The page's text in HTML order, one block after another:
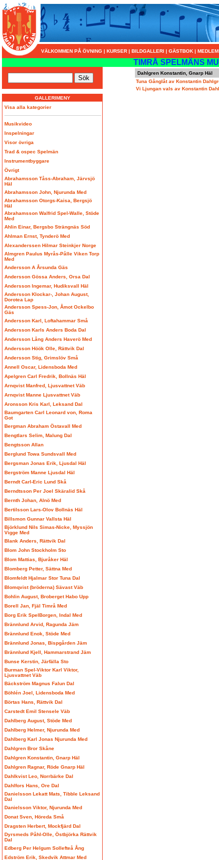
VÄLKOMMEN PÅ ÖVNING | KURSER | BILDGALLERI | GÄSTBOK |
TIMRÅ SPELMÄNS
GALLERIMENY
Visa alla kategorier
Musikvideo
Inspelningar
Visor övriga
Trad & ospec Spelmän
Instrumentbyggare
Övrigt
Abrahamsson Tåss-Abraham, Järvsjö
Häl
Abrahamsson John, Njurunda Med
Abrahamsson Otorgs-Kaisa, Bergsjö
Häl
Abrahamsson Walfrid Spel-Walle, Stöde
Med
Ahlin Einar, Bergsbo Strängnäs Söd
Ahlman Ernst, Tynderö Med
Alexanderssen Hilmar Steinkjer Norge
Almgren Paulus Myrås-Pålle Viken Torp
Med
Andersson A Årsunda Gäs
Andersson Gössa Anders, Orsa Dal
Andersson Ingemar, Hudiksvall Häl
Andersson Klockar-, Johan August,
Dorotea Lap
Andersson Spess-Jon, Åmot Ockelbo
Gäs
Andersson Karl, Loftahammar Små
Andersson Karls Anders Boda Dal
Andersson Lång Anders Haverö Med
Andersson Höök Olle, Rättvik Dal
Andersson Stig, Grimslöv Små
Annell Oscar, Lidensboda Med
Apelgren Carl Fredrik, Bollnäs Häl
Arnqvist Manfred, Ljusvattnet Väb
Arnqvist Manne Ljusvattnet Väb
Aronsson Kris Karl, Leksand Dal
Baumgarten Carl Leonard von, Roma
Got
Bergman Abraham Östavall Med
Bengtlars Selim, Malung Dal
Bengtsson Allan
Berglund Towa Sundsvall Med
Bergsman Jonas Erik, Ljusdal Häl
Bergström Manne Ljusdal Häl
Berndt Carl-Eric Lund Skå
Berndtsson Per Joel Skäralid Skå
Bernth Johan, Alnö Med
Bertilsson Lars-Olov Bollnäs Häl
Billsmon Gunnar Vallsta Häl
Björklund Nils Simas-Nicke, Myssjön
Vigge Med
Blank Anders, Rättvik Dal
Blom John Stockholm Sto
Blom Mattias, Bjuråker Häl
Blomberg Petter, Sättna Med
Blomfeldt Hjalmar Stor Tuna Dal
Blomqvist (bröderna) Sävast Väb
Bohlin August, Broberget Habo Upp
Borell Jan, Fjäl Timrå Med
Borg Erik SpelBorgen, Indal Med
Brännlund Arvid, Ragunda Jäm
Brännlund Enok, Stöde Med
Brännlund Jonas, Bispgården Jäm
Brännlund Kjell, Hammarstrand Jäm
Bunse Kerstin, Järfälla Sto
Burman Spel-Viktor Karl Viktor,
Ljusvattnet Väb
Bäckström Magnus Falun Dal
Böhlén Joel, Lidensboda Med
Börtas Hans, Rättvik Dal
Carstedt Emil Stensele Väb
Dahlberg August, Stöde Med
Dahlberg Helmer, Njurunda Med
Dahlberg Karl Jonas Njurunda Med
Dahlgren Bror Skåne
Dahlgren Konstantin, Gnarp Häl
Dahlgren Ragnar, Röde Gnarp Häl
Dahlkvist Leo, Norrbärke Dal
Dahlfors Hans, Ore Dal
Danielsson Lekatt Mats, Tibble Leksand
Dal
Danielsson Viktor, Njurunda Med
Donat Sven, Höreda Små
Dragsten Herbert, Mockfjärd Dal
Dyrsmeds Påhl-Olle, Östbjörka Rättvik
Dal
Edberg Per Helgum Sollefteå Ång
Edström Erik, Skedvik Attmar Med
Dahlgren Konstantin, Gnarp Häl
Tuna Gånglåt av Konstantin
Vi Ljungan vals av Konstantin